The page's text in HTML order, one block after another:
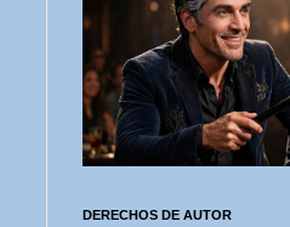
DERECHOS DE AUTOR